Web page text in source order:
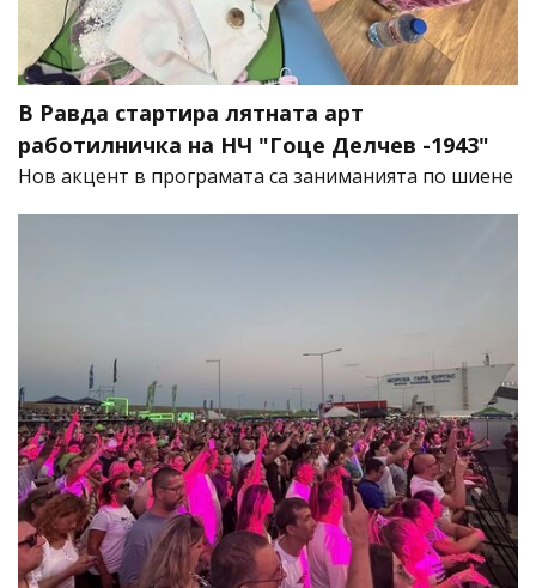
В Равда стартира лятната арт
работилничка на НЧ "Гоце Делчев -1943"
Нов акцент в програмата са заниманията по шиене